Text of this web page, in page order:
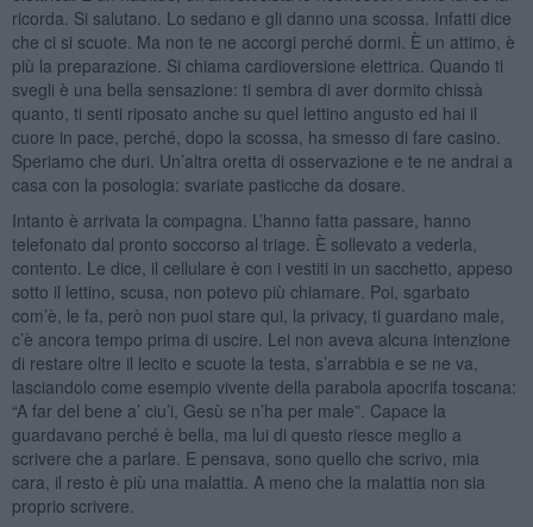
ricorda. Si salutano. Lo sedano e gli danno una scossa. Infatti dice
che ci si scuote. Ma non te ne accorgi perché dormi. È un attimo, è
più la preparazione. Si chiama cardioversione elettrica. Quando ti
svegli è una bella sensazione: ti sembra di aver dormito chissà
quanto, ti senti riposato anche su quel lettino angusto ed hai il
cuore in pace, perché, dopo la scossa, ha smesso di fare casino.
Speriamo che duri. Un’altra oretta di osservazione e te ne andrai a
casa con la posologia: svariate pasticche da dosare.
Intanto è arrivata la compagna. L’hanno fatta passare, hanno
telefonato dal pronto soccorso al triage. È sollevato a vederla,
contento. Le dice, il cellulare è con i vestiti in un sacchetto, appeso
sotto il lettino, scusa, non potevo più chiamare. Poi, sgarbato
com’è, le fa, però non puoi stare qui, la privacy, ti guardano male,
c’è ancora tempo prima di uscire. Lei non aveva alcuna intenzione
di restare oltre il lecito e scuote la testa, s’arrabbia e se ne va,
lasciandolo come esempio vivente della parabola apocrifa toscana:
“A far del bene a’ ciu’i, Gesù se n’ha per male”. Capace la
guardavano perché è bella, ma lui di questo riesce meglio a
scrivere che a parlare. E pensava, sono quello che scrivo, mia
cara, il resto è più una malattia. A meno che la malattia non sia
proprio scrivere.